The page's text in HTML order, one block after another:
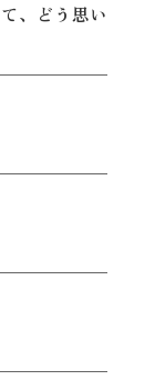
、どう思い